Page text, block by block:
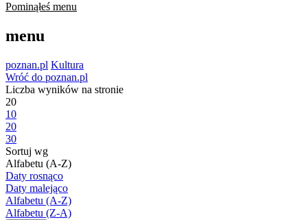
Pominąłeś menu
menu
poznan.pl Kultura
Wróć do poznan.pl
Liczba wyników na stronie
20
10
20
30
Sortuj wg
Alfabetu (A-Z)
Daty rosnąco
Daty malejąco
Alfabetu (A-Z)
Alfabetu (Z-A)